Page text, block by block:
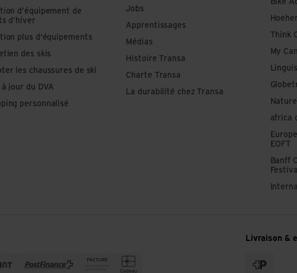
d’équipement de
d’hiver
plus d'équipements
des skis
les chaussures de ski
à jour du DVA
personnalisé
Jobs
Apprentissages
Médias
Histoire Transa
Charte Transa
La durabilité chez Transa
Think
My
africa
EOFT
Banff
Festival
Livraison &